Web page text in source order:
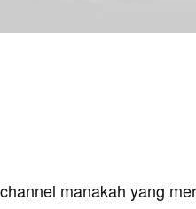
manakah yang